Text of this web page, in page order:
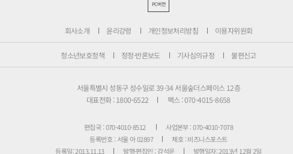
PC버전
회사소개 윤리강령 개인정보처리방침 이용자위원회
청소년보호정책 정정·반론보도 기사심의규정 불편신고
서울특별시 성동구 성수일로 39-34 서울숲더스페이스 12층
대표전화 : 1800-6522
팩스 : 070-4015-8658
편집국 : 070-4010-8512
사업본부 : 070-4010-7078
등록번호 : 서울 아 02897
제호 : 비즈니스포스트
등록일: 2013.11.13
발행·편집인 : 강석운 발행일자: 2013년 12월 2일